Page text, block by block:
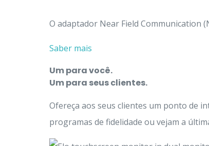
O adaptador Near Field Communication
Saber mais
Um para você.
Um para seus clientes.
Ofereça aos seus clientes um ponto de
programas de fidelidade ou vejam a